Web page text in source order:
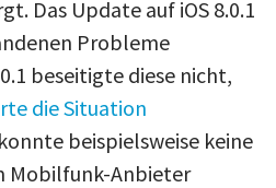
Das Update auf iOS 8.0.1
Probleme
beseitigte diese nicht,
die Situation
beispielsweise keine
Mobilfunk-Anbieter